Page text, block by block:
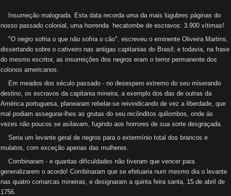
Insurreição malograda. Esta data recorda uma da mais lúgubres páginas do
nosso passado colonial, uma horrenda hecatombe de escravos: 3.900 vítimas!
"O negro sofria o que não sofria o cão", escreveu o eminente Oliveira Martins,
dissertando sobre o cativeiro nas antigas capitanias do Brasil; e todavia, na frase
do mesmo escritor, as insurreições dos negros eram o terror permanente dos
colonos americanos.
Em meados dos século passado - no desespero extremo do seu miserando
destino, os escravos da capitania mineira, a exemplo dos das de outras da
América portuguesa, planearam rebelar-se reivindicando de vez a liberdade, que
mal podiam assegurar-lhes as grutas do seu recônditos quilombos, onde ás
vezes não poucos se asilavam, fugindo aos horrores de sua sorte desgraçada.
Seria um levante geral de negros para o extermínio total dos brancos e
mulatos, com exceção apenas das mulheres.
Combinaram - e quantas dificuldades não tiveram que vencer para
generalizarem o acordo! Combinaram que se efetuaria num mesmo dia o levante
nas quatro comarcas mineiras, e designaram a quinta feira santa, 15 de abril de
1756.